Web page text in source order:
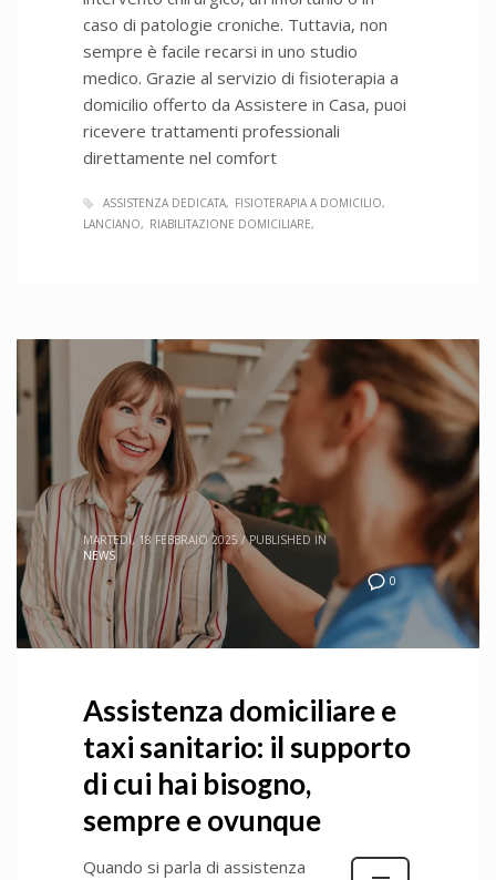
caso di patologie croniche. Tuttavia, non
sempre è facile recarsi in uno studio
medico. Grazie al servizio di fisioterapia a
domicilio offerto da Assistere in Casa, puoi
ricevere trattamenti professionali
direttamente nel comfort
ASSISTENZA DEDICATA
FISIOTERAPIA A DOMICILIO
LANCIANO
RIABILITAZIONE DOMICILIARE
0
MARTEDÌ, 18 FEBBRAIO 2025 / PUBLISHED IN
NEWS
Assistenza domiciliare e
taxi sanitario: il supporto
di cui hai bisogno,
sempre e ovunque
Quando si parla di assistenza